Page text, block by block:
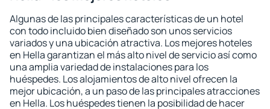
Algunas de las principales características de un hotel
con todo incluido bien diseñado son unos servicios
variados y una ubicación atractiva. Los mejores hoteles
en Hella garantizan el más alto nivel de servicio así como
una amplia variedad de instalaciones para los
huéspedes. Los alojamientos de alto nivel ofrecen la
mejor ubicación, a un paso de las principales atracciones
en Hella. Los huéspedes tienen la posibilidad de hacer